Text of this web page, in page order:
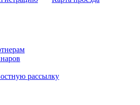
рассылку